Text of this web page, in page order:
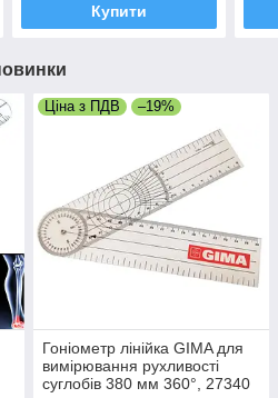
Купити
Ціна з ПДВ –19%
Гоніометр лінійка GIMA для
вимірювання рухливості
суглобів 380 мм 360°, 27340